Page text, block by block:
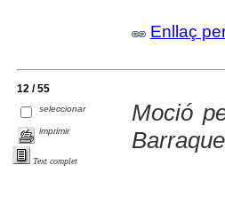
Enllaç
12 / 55
seleccionar
imprimir
Text complet
Moció